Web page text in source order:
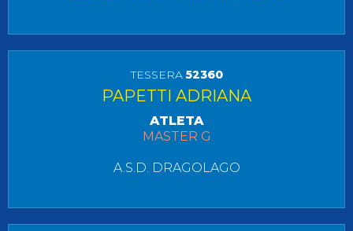
TESSERA 52360
PAPETTI ADRIANA
ATLETA
MASTER G
A.S.D. DRAGOLAGO